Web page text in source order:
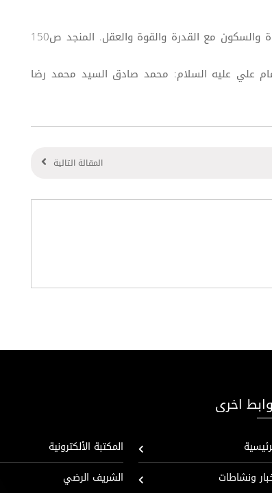
[1] الحلم لغة: ضد الطيش، الصبر والأناة والسكون مع القدرة والقوة والعقل. المنجد ص150
علي عليه السلام: محمد صادق السيد محمد رضا
المقالة التالية
اخرى
ونشاطات
المكتبة الألكترونية
الشريف الرضي